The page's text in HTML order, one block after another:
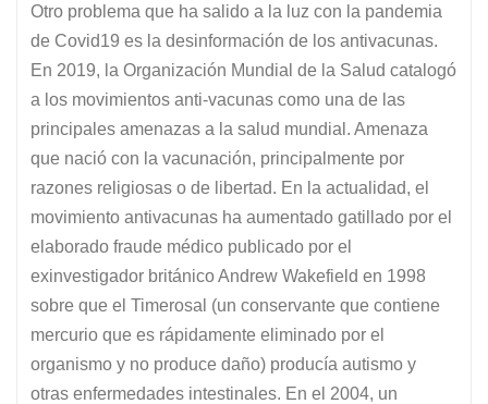
Otro problema que ha salido a la luz con la pandemia
de Covid19 es la desinformación de los antivacunas.
En 2019, la Organización Mundial de la Salud catalogó
a los movimientos anti-vacunas como una de las
principales amenazas a la salud mundial. Amenaza
que nació con la vacunación, principalmente por
razones religiosas o de libertad. En la actualidad, el
movimiento antivacunas ha aumentado gatillado por el
elaborado fraude médico publicado por el
exinvestigador británico Andrew Wakefield en 1998
sobre que el Timerosal (un conservante que contiene
mercurio que es rápidamente eliminado por el
organismo y no produce daño) producía autismo y
otras enfermedades intestinales. En el 2004, un